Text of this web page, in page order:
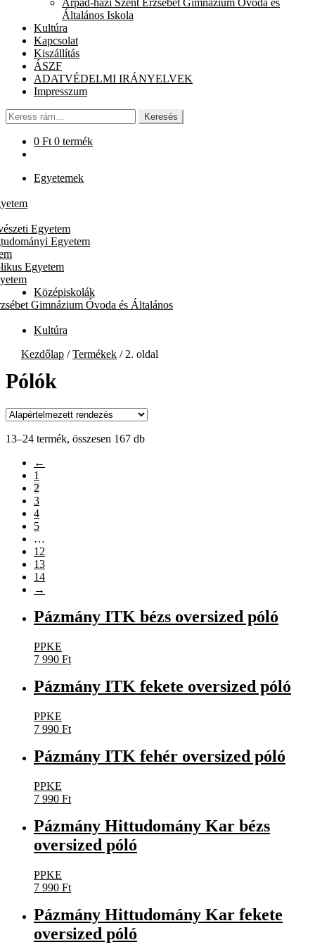
Árpád-házi Szent Erzsébet Gimnázium Óvoda és
Általános Iskola
Kultúra
Kapcsolat
Kiszállítás
ÁSZF
ADATVÉDELMI IRÁNYELVEK
Impresszum
Keresés
a
következőre:
Keresés
0 Ft 0 termék
Egyetemek
Egyetem
Egyetem
Egyetem
Középiskolák
Gimnázium Óvoda és Általános
Kultúra
Kezdőlap /Termékek / 2. oldal
Pólók
13–24 termék, összesen 167 db
←
1
2
3
4
5
…
12
13
14
→
Pázmány ITK bézs oversized póló
PPKE
7 990 Ft
Pázmány ITK fekete oversized póló
PPKE
7 990 Ft
Pázmány ITK fehér oversized póló
PPKE
7 990 Ft
Pázmány Hittudomány Kar bézs
oversized póló
PPKE
7 990 Ft
Pázmány Hittudomány Kar fekete
oversized póló